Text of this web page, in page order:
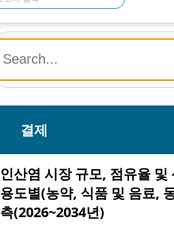
결제
인산염 시장 규모, 점유율
용도별(농약, 식품 및 음료,
측(2026~2034년)